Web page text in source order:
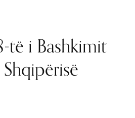
të i Bashkimit